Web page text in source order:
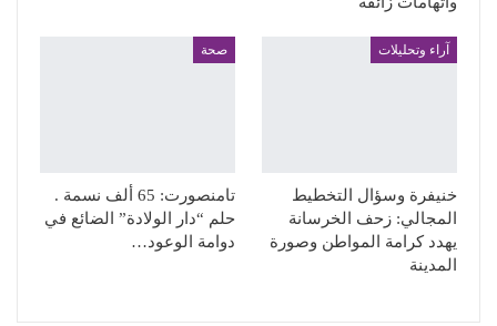
آراء وتحليلات
خنيفرة وسؤال التخطيط
المجالي: زحف الخرسانة
يهدد كرامة المواطن وصورة
المدينة
صحة
تامنصورت: 65 ألف نسمة .
حلم “دار الولادة” الضائع في
دوامة الوعود…